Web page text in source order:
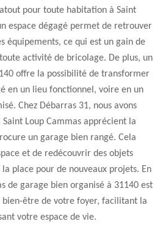
pour toute habitation à Saint
espace dégagé permet de retrouver
équipements, ce qui est un gain de
activité de bricolage. De plus, un
offre la possibilité de transformer
en un lieu fonctionnel, voire en un
Chez Débarras 31, nous avons
Loup Cammas apprécient la
un garage bien rangé. Cela
et de redécouvrir des objets
place pour de nouveaux projets. En
de garage bien organisé à 31140 est
bien-être de votre foyer, facilitant la
votre espace de vie.